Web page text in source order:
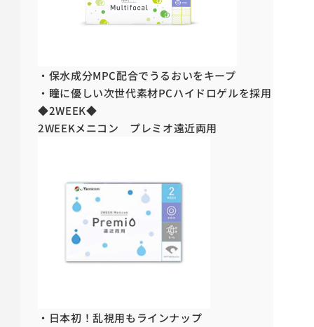
・保水成分MPC配合でうるおいをキープ
・瞳に優しい次世代素材PCハイドロゲルを採用
◆2WEEK◆
2WEEKメニコン プレミオ遠近両用
・日本初！乱視用もラインナップ